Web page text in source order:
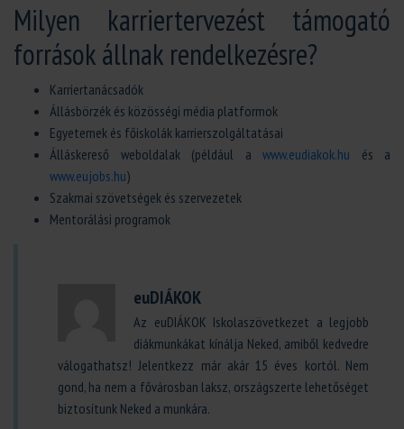
Milyen karriertervezést támogató
források állnak rendelkezésre?
Karriertanácsadók
Állásbörzék és közösségi média platformok
Egyetemek és főiskolák karrierszolgáltatásai
Álláskereső weboldalak (például a www.eudiakok.hu és a
www.eujobs.hu)
Szakmai szövetségek és szervezetek
Mentorálási programok
euDIÁKOK
Az euDIÁKOK Iskolaszövetkezet a legjobb
diákmunkákat kínálja Neked, amiből kedvedre
válogathatsz! Jelentkezz már akár 15 éves kortól. Nem
gond, ha nem a fővárosban laksz, országszerte lehetőséget
biztosítunk Neked a munkára.